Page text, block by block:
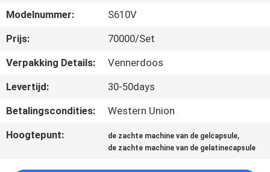
KWALITEITSCONTROLE
NIEUWS
VRAAG
Modelnummer:
S610V
Prijs:
70000/Set
Verpakking Details:
Vennerdoos
Levertijd:
30-50days
Betalingscondities:
Western Union
Hoogtepunt:
de zachte machine van de gelcapsule,
de zachte machine van de gelatinecapsule